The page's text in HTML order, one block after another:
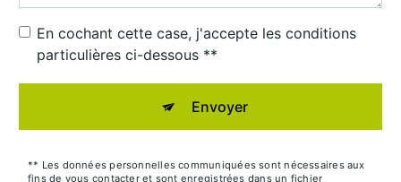
En cochant cette case, j'accepte les conditions
particulières ci-dessous **
Envoyer
** Les données personnelles communiquées sont nécessaires aux
fins de vous contacter et sont enregistrées dans un fichier